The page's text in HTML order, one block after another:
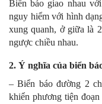
Biển báo giao nhau
nguy hiểm với hình
xung quanh, ở giữa là
ngược chiều nhau.
2. Ý nghĩa của biển
– Biển báo đường 2
khiển phương tiện